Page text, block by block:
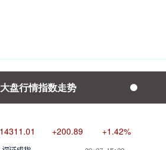
大盘行情指数走势
14311.01 +200.89 +1.42%